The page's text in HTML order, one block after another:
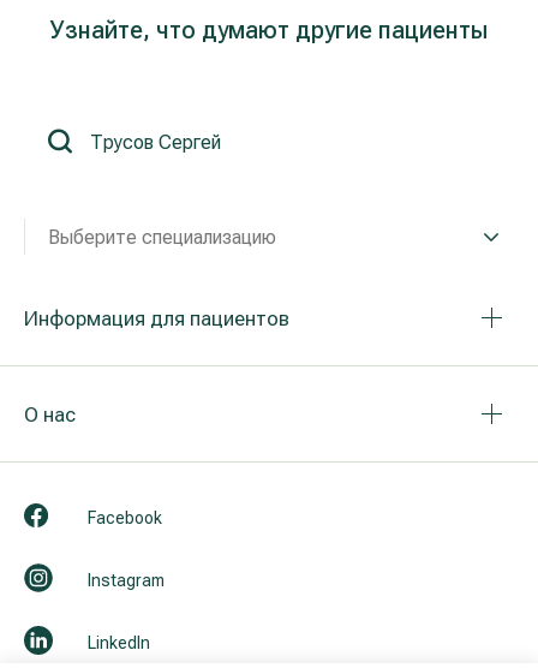
Узнайте, что думают другие пациенты
Выберите специализацию
Информация для пациентов
О нас
Facebook
Instagram
LinkedIn
Реабилитация и спортивная медицина
Все услуги